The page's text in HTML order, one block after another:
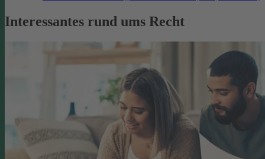
Interessantes rund ums Recht